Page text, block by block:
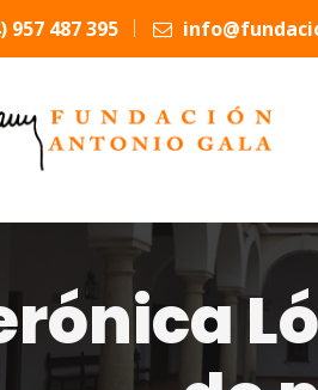
957 487 395